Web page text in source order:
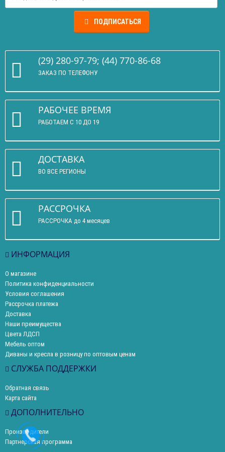
ПОДПИСАТЬСЯ
(29) 280-97-79; (44) 770-86-68
ЗАКАЗ ПО ТЕЛЕФОНУ
РАБОЧЕЕ ВРЕМЯ
РАБОТАЕМ С 10 ДО 19
ДОСТАВКА
ВО ВСЕ РЕГИОНЫ
РАССРОЧКА
РАССРОЧКА до 4 месяцев
ИНФОРМАЦИЯ
О магазине
Политика конфиденциальности
Условия соглашения
Рассрочка платежа
Доставка
Наши преимущества
Цвета ЛДСП
Мебель оптом
Диваны и кресла в розницу по оптовым ценам
СЛУЖБА ПОДДЕРЖКИ
Обратная связь
Карта сайта
ДОПОЛНИТЕЛЬНО
Производители
Партнерская программа